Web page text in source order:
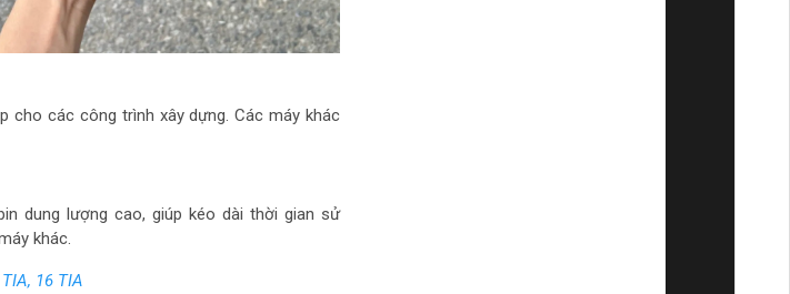
cho các công trình xây dựng. Các máy khác
dung lượng cao, giúp kéo dài thời gian sử
khác.
16 TIA